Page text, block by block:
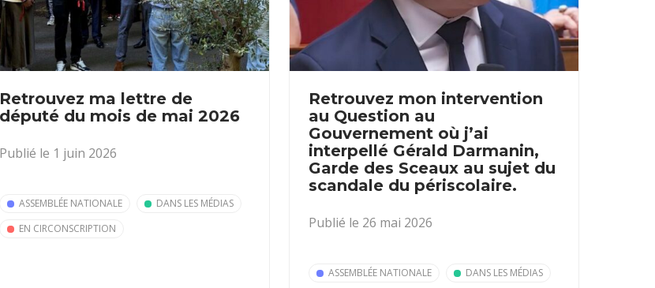
Retrouvez ma lettre de
député du mois de mai 2026
Publié le 1 juin 2026
ASSEMBLÉE NATIONALE
DANS LES MÉDIAS
EN CIRCONSCRIPTION
Retrouvez mon intervention
au Question au
Gouvernement où j’ai
interpellé Gérald Darmanin,
Garde des Sceaux au sujet du
scandale du périscolaire.
Publié le 26 mai 2026
ASSEMBLÉE NATIONALE
DANS LES MÉDIAS